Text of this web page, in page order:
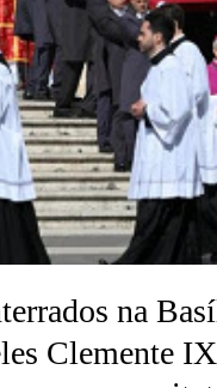
na
Clemente